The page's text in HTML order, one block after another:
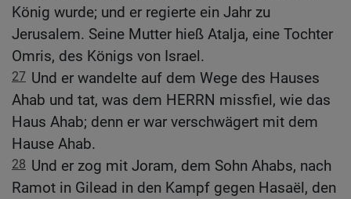
König wurde; und er regierte ein Jahr zu
Jerusalem. Seine Mutter hieß Atalja, eine Tochter
Omris, des Königs von Israel.
27 Und er wandelte auf dem Wege des Hauses
Ahab und tat, was dem HERRN missfiel, wie das
Haus Ahab; denn er war verschwägert mit dem
Hause Ahab.
28 Und er zog mit Joram, dem Sohn Ahabs, nach
Ramot in Gilead in den Kampf gegen Hasaël, den